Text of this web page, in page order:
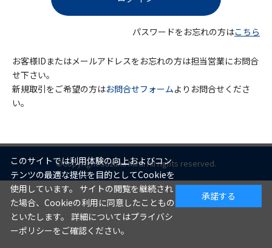
パスワードをお忘れの方はこちら
お客様IDまたはメールアドレスをお忘れの方は担当営業にお問合
せ下さい。
新規取引をご希望の方はお問合せフォームよりお問合せくださ
い。
©Copyright Suzuka Mirai All rights reserved.
このサイトでは利用体験の向上およびコン
テンツの最適な提供を目的としてCookieを
使用しています。 サイトの閲覧を継続され
た場合、Cookieの利用に同意したこともの
といたします。 詳細についてはプライバシ
ーポリシーをご確認ください。
承諾する